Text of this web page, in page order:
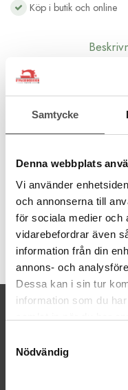
Samtycke
Denna webbplats
Vi använder
och annonserna till
för sociala medier och
vidarebefordrar även
information från din
annons- och
Dessa kan i sin tur
information som du
Nödvändig
Köp i butik och online
Pfaff pressarfot för
blixtlås som styr undan
Kontrollera din
Artikelnummer:
820474096
KONTAKTA OSS
Mailsvar inom 24 timmar
Tel. 018-150525